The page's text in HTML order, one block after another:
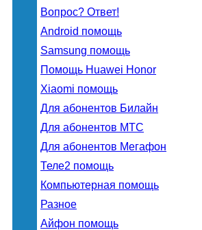
Вопрос? Ответ!
Android помощь
Samsung помощь
Помощь Huawei Honor
Xiaomi помощь
Для абонентов Билайн
Для абонентов МТС
Для абонентов Мегафон
Теле2 помощь
Компьютерная помощь
Разное
Айфон помощь